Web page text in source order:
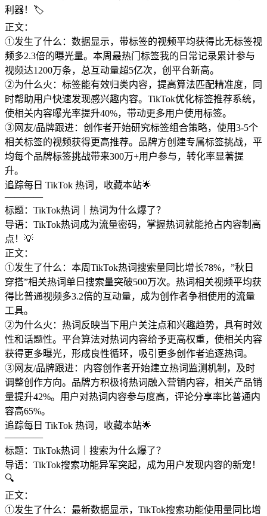
利器！🏷️
正文：
①发生了什么：数据显示，带标签的视频平均获得比无标签视
频多2.3倍的曝光量。本周最热门标签我的日常记录累计参与
视频达1200万条，总互动量超5亿次，创平台新高。
②为什么火：标签能有效归类内容，提高算法匹配精准度，同
时帮助用户快速发现感兴趣内容。TikTok优化标签推荐系统，
使相关内容曝光率提升40%，带动更多用户使用标签。
③网友/品牌跟进：创作者开始研究标签组合策略，使用3-5个
相关标签的视频获得更高推荐。品牌方创建专属标签挑战，平
均每个品牌标签挑战带来300万+用户参与，转化率显著提
升。
追踪每日 TikTok 热词，收藏本站🌟
————
标题：TikTok热词｜热词为什么爆了？
导语：TikTok热词成为流量密码，掌握热词就能抢占内容制高
点！💡
正文：
①发生了什么：本周TikTok热词搜索量同比增长78%，”秋日
穿搭”相关热词单日搜索量突破500万次。热词相关视频平均获
得比普通视频多3.2倍的互动量，成为创作者争相使用的流量
工具。
②为什么火：热词反映当下用户关注点和兴趣趋势，具有时效
性和话题性。平台算法对热词内容给予更高权重，使相关内容
获得更多曝光，形成良性循环，吸引更多创作者追逐热词。
③网友/品牌跟进：内容创作者开始建立热词监测机制，及时
调整创作方向。品牌方积极将热词融入营销内容，相关产品销
量提升42%。用户对热词内容参与度高，评论分享率比普通内
容高65%。
追踪每日 TikTok 热词，收藏本站🌟
————
标题：TikTok热词｜搜索为什么爆了？
导语：TikTok搜索功能异军突起，成为用户发现内容的新宠！
🔍
正文：
①发生了什么：最新数据显示，TikTok搜索功能使用量同比增